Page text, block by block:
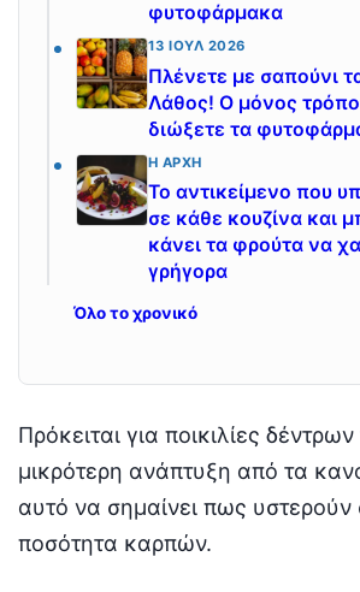
φυτοφάρμακα
13 ΙΟΎΛ 2026
Πλένετε με σαπούνι
Λάθος! Ο μόνος
διώξετε τα
Η ΑΡΧΉ
Το αντικείμενο που
σε κάθε κουζίνα και
κάνει τα φρούτα να
γρήγορα
Όλο το χρονικό
Πρόκειται για ποικιλίες
μικρότερη ανάπτυξη από τα
αυτό να σημαίνει πως υστερούν
ποσότητα καρπών.